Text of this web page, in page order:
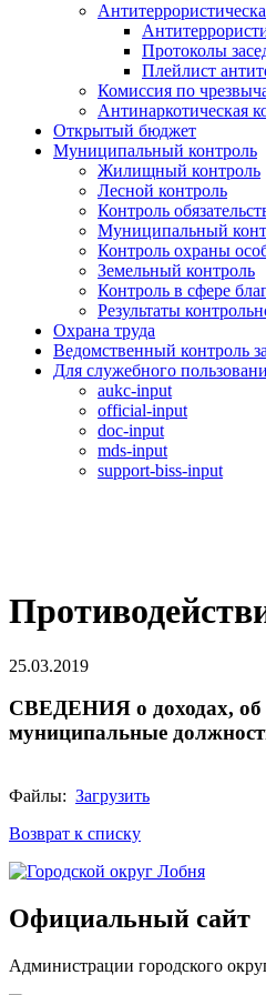
Протоколы
Плейлист
Комиссия по
Антинаркотическая
Открытый бюджет
Муниципальный контроль
Жилищный контроль
Лесной контроль
Контроль
Муниципальный
Контроль охраны
Земельный контроль
Контроль в сфере
Результаты
Охрана труда
Ведомственный контроль
Для служебного
aukc-input
official-input
doc-input
mds-input
support-biss-input
25.03.2019
СВЕДЕНИЯ о доходах, об
муниципальные
Файлы: Загрузить
Возврат к списку
Официальный сайт
Администрации городского